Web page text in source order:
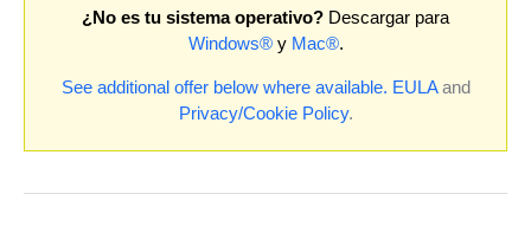
¿No es tu sistema operativo? Descargar para
Windows®y Mac®.
See additional offer below where available. EULAand
Privacy/Cookie Policy.